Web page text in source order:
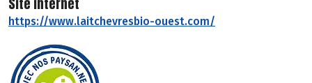
Site internet
https://www.laitchevresbio-ouest.com/